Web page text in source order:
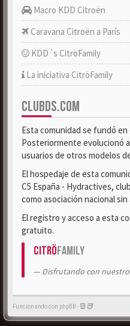
Macro KDD Citroën
Caravana Citroën a París
KDD´s CitröFamily
La iniciativa CitröFamily
CLUBDS.COM
Esta comunidad se fundó en
Posteriormente evolucionó a
usuarios de otros modelos
El hospedaje de esta
C5 España - Hydractives,
como asociación nacional
El registro y acceso a esta
gratuito.
CitröFamily
Disfrutando con
Funcionando con phpBB -